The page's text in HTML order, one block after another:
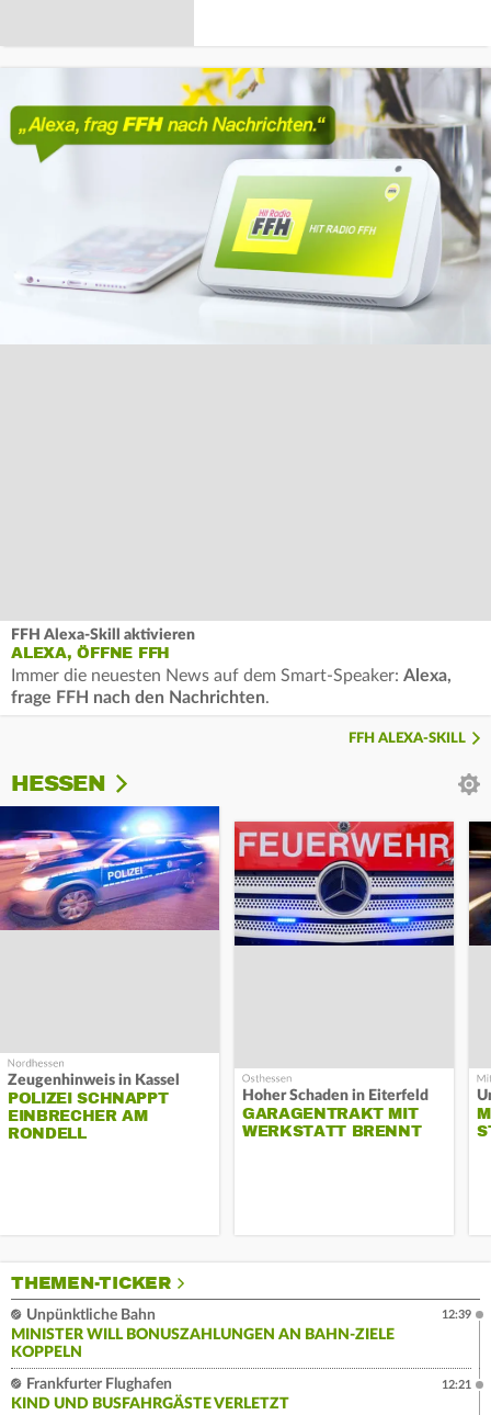
FFH Alexa-Skill aktivieren
ALEXA, ÖFFNE FFH
Immer die neuesten News auf dem Smart-Speaker: Alexa,
frage FFH nach den Nachrichten.
FFH ALEXA-SKILL
HESSEN
Zeugenhinweis in Kassel
POLIZEI SCHNAPPT
EINBRECHER AM
RONDELL
Hoher Schaden in Eiterfeld
GARAGENTRAKT MIT
WERKSTATT BRENNT
THEMEN-TICKER
Unpünktliche Bahn
MINISTER WILL BONUSZAHLUNGEN AN BAHN-ZIELE
KOPPELN
12:39
Frankfurter Flughafen
KIND UND BUSFAHRGÄSTE VERLETZT
12:21